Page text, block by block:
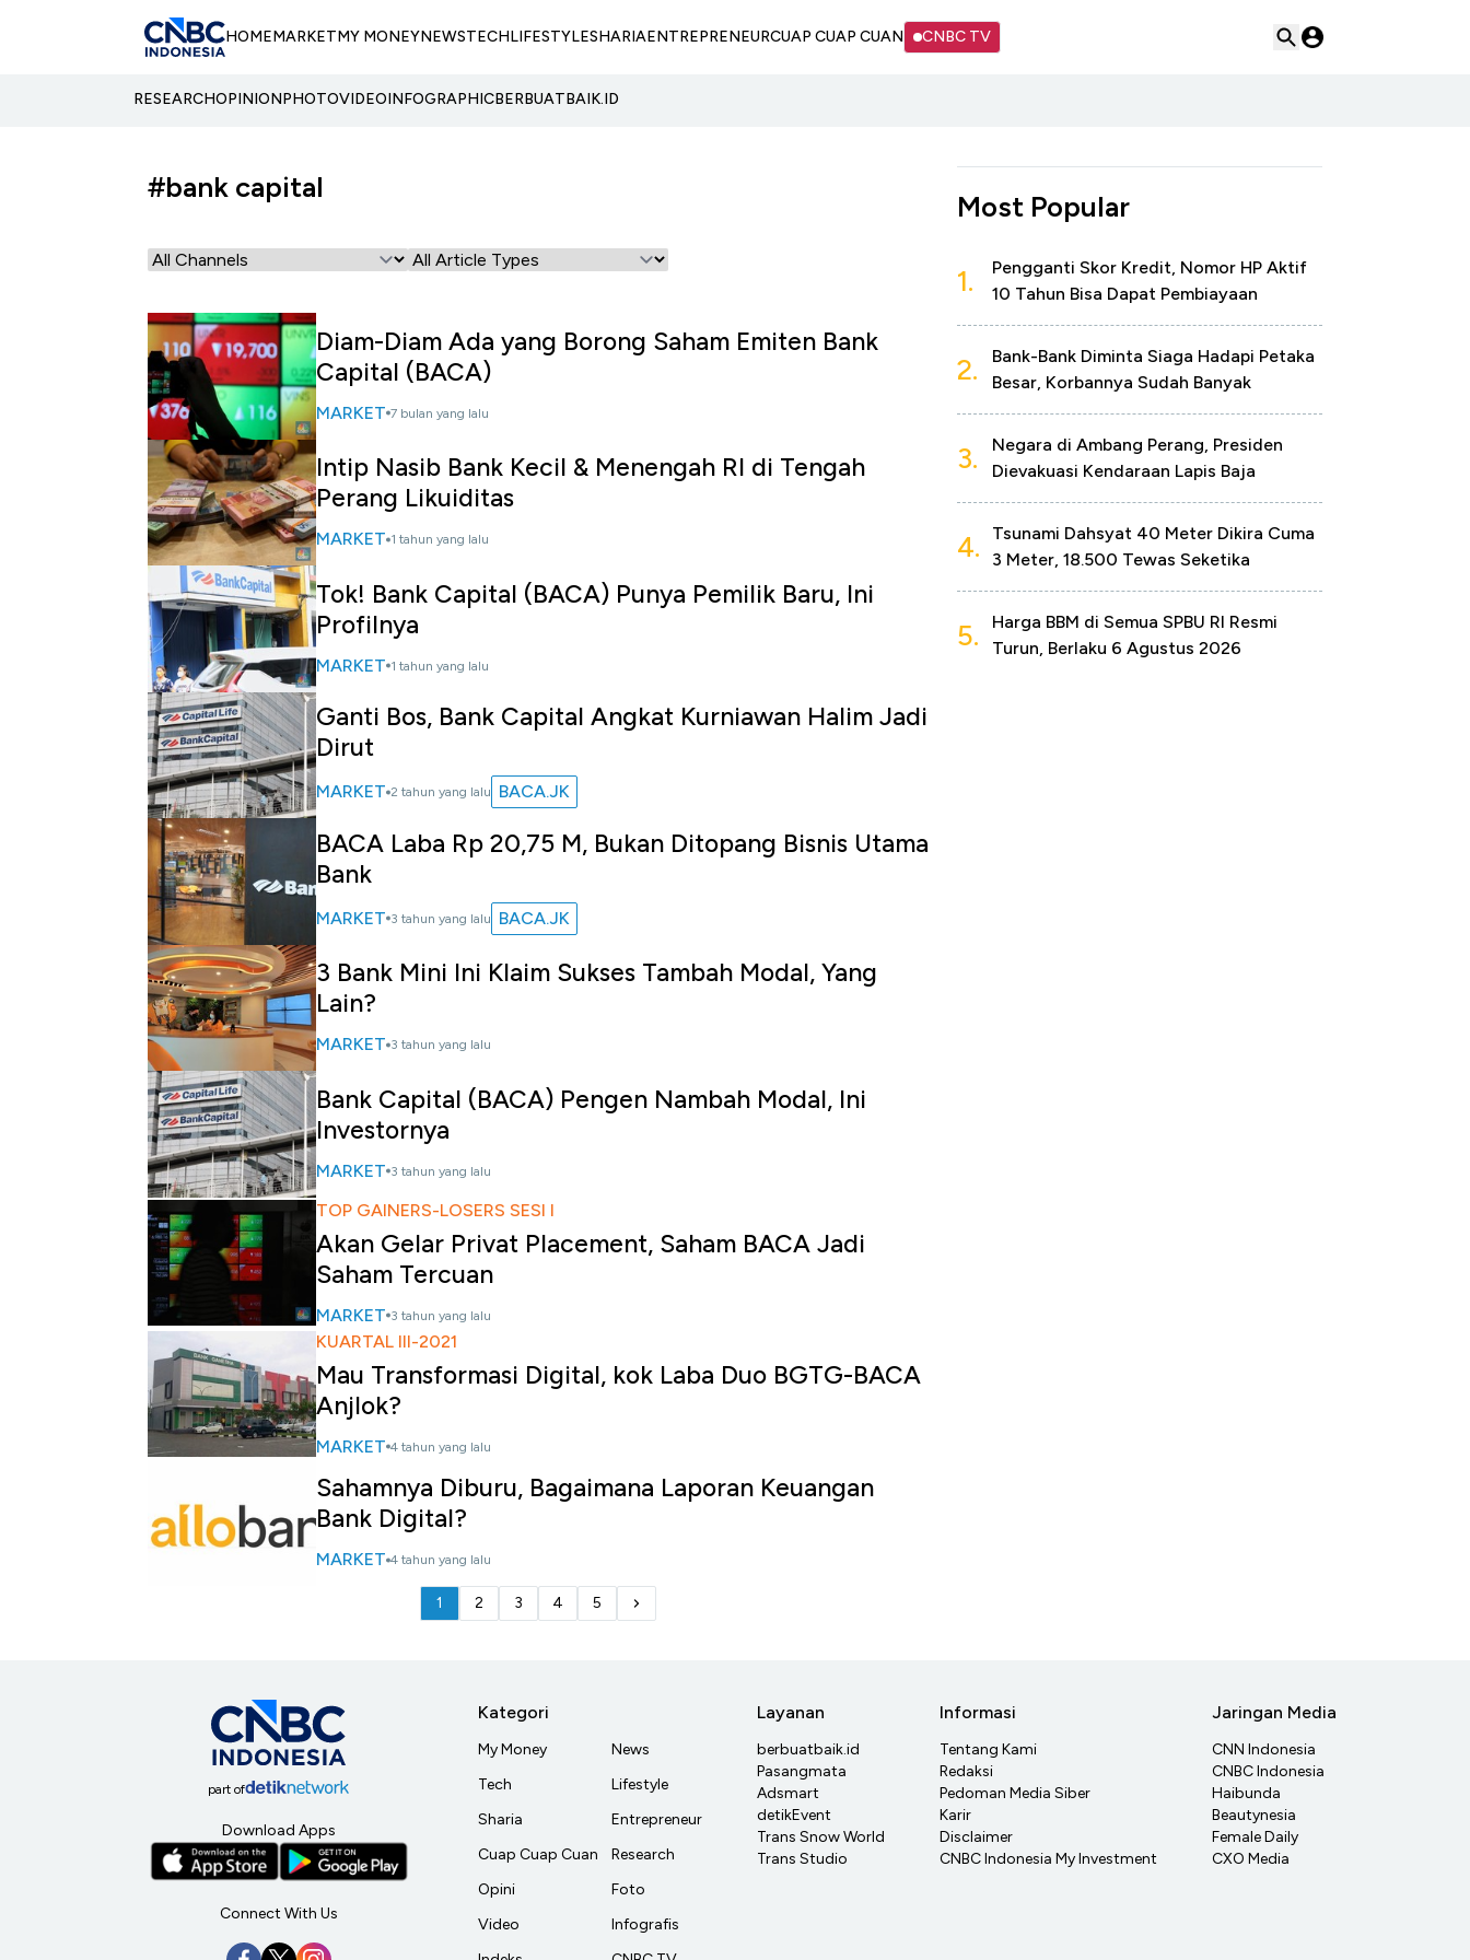
HOMEMARKETMY MONEYNEWSTECHLIFESTYLESHARIAENTREPRENEURCUAP CUAP CUAN CNBC TV
RESEARCHOPINIONPHOTOVIDEOINFOGRAPHICBERBUATBAIK.ID
#bank capital
Diam-Diam Ada yang Borong Saham Emiten Bank
Capital (BACA)
MARKET 7 bulan yang lalu
Intip Nasib Bank Kecil & Menengah RI di Tengah
Perang Likuiditas
MARKET 1 tahun yang lalu
Tok! Bank Capital (BACA) Punya Pemilik Baru, Ini
Profilnya
MARKET 1 tahun yang lalu
Ganti Bos, Bank Capital Angkat Kurniawan Halim Jadi
Dirut
MARKET 2 tahun yang lalu BACA.JK
BACA Laba Rp 20,75 M, Bukan Ditopang Bisnis Utama
Bank
MARKET 3 tahun yang lalu BACA.JK
3 Bank Mini Ini Klaim Sukses Tambah Modal, Yang
Lain?
MARKET 3 tahun yang lalu
Bank Capital (BACA) Pengen Nambah Modal, Ini
Investornya
MARKET 3 tahun yang lalu
TOP GAINERS-LOSERS SESI I
Akan Gelar Privat Placement, Saham BACA Jadi
Saham Tercuan
MARKET 3 tahun yang lalu
KUARTAL III-2021
Mau Transformasi Digital, kok Laba Duo BGTG-BACA
Anjlok?
MARKET 4 tahun yang lalu
Sahamnya Diburu, Bagaimana Laporan Keuangan
Bank Digital?
MARKET 4 tahun yang lalu
1 2 3 4 5
Most Popular
1.
Pengganti Skor Kredit, Nomor HP Aktif
10 Tahun Bisa Dapat Pembiayaan
2.
Bank-Bank Diminta Siaga Hadapi Petaka
Besar, Korbannya Sudah Banyak
3.
Negara di Ambang Perang, Presiden
Dievakuasi Kendaraan Lapis Baja
4.
Tsunami Dahsyat 40 Meter Dikira Cuma
3 Meter, 18.500 Tewas Seketika
5.
Harga BBM di Semua SPBU RI Resmi
Turun, Berlaku 6 Agustus 2026
part of
Download Apps
Connect With Us
Kategori
My Money
Tech
Sharia
Cuap Cuap Cuan
Opini
Video
News
Lifestyle
Entrepreneur
Research
Foto
Infografis
Layanan
berbuatbaik.id
Pasangmata
Adsmart
detikEvent
Trans Snow World
Trans Studio
Informasi
Tentang Kami
Redaksi
Pedoman Media Siber
Karir
Disclaimer
CNBC Indonesia My Investment
Jaringan Media
CNN Indonesia
CNBC Indonesia
Haibunda
Beautynesia
Female Daily
CXO Media